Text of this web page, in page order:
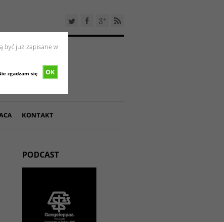
być już zapisane w
OK
zgadzam się
KONTAKT
PODCAST